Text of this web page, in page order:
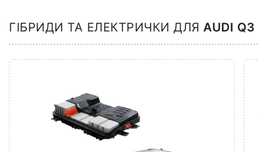
ГІБРИДИ ТА ЕЛЕКТРИЧКИ ДЛЯ AUDI Q3